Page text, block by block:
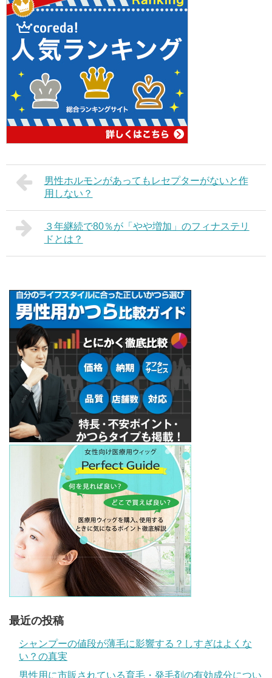
男性ホルモンがあってもレセプターがないと作
用しない？
３年継続で80％が「やや増加」のフィナステリ
ドとは？
最近の投稿
シャンプーの値段が薄毛に影響する？しすぎはよくな
い？の真実
男性用に市販されている育毛・発毛剤の有効成分につい